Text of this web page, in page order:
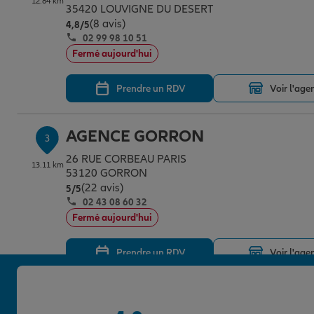
35420 LOUVIGNE DU DESERT
4,8/5Note de 4.8 sur 5
(8 avis)
02 99 98 10 51
Fermé aujourd'hui
Prendre un RDV Voir
3
13.11 km
AGENCE GORRON
26 RUE CORBEAU PARIS
53120 GORRON
5/5Note de 5 sur 5
(22 avis)
02 43 08 60 32
Fermé aujourd'hui
Prendre un RDV Voir